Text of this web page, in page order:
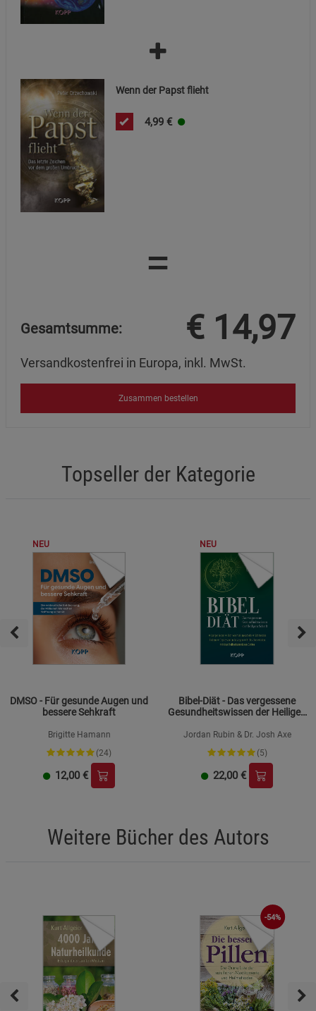
Wenn der Papst flieht
4,99 €
=
Gesamtsumme: € 14,97
Versandkostenfrei in Europa, inkl. MwSt.
Zusammen bestellen
Topseller der Kategorie
NEU
DMSO - Für gesunde Augen und
bessere Sehkraft
Brigitte Hamann
(24)
12,00 €
NEU
Bibel-Diät - Das vergessene
Gesundheitswissen der Heiligen
Jordan Rubin & Dr. Josh Axe
(5)
22,00 €
Weitere Bücher des Autors
-54%